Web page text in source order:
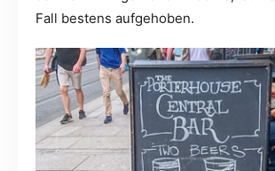
Fall bestens aufgehoben.